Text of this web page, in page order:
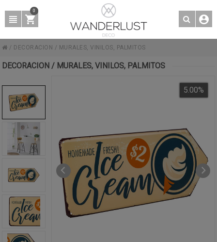
0
/ DECORACION / MURALES, VINILOS, PALMITOS
DECORACION / MURALES, VINILOS, PALMITOS
5.00%